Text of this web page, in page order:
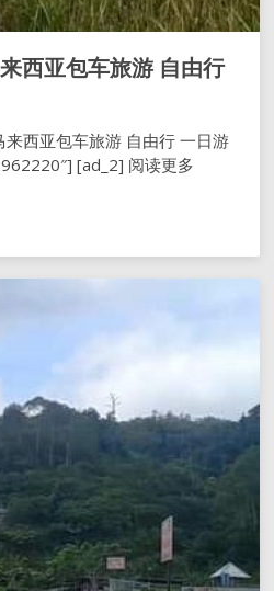
西亚包车旅游 自由行
西亚包车旅游 自由行 一日游
[ad_2] 阅读更多